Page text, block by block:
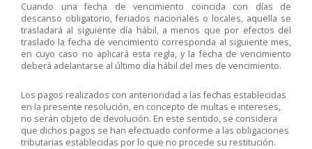
Cuando una fecha de vencimiento coincida con días de
descanso obligatorio, feriados nacionales o locales, aquella se
trasladará al siguiente día hábil, a menos que por efectos del
traslado la fecha de vencimiento corresponda al siguiente mes,
en cuyo caso no aplicará esta regla, y la fecha de vencimiento
deberá adelantarse al último día hábil del mes de vencimiento.
Los pagos realizados con anterioridad a las fechas establecidas
en la presente resolución, en concepto de multas e intereses,
no serán objeto de devolución. En este sentido, se considera
que dichos pagos se han efectuado conforme a las obligaciones
tributarias establecidas por lo que no procede su restitución.